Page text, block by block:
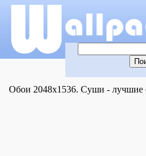
Обои 2048x1536. Суши - лучшие